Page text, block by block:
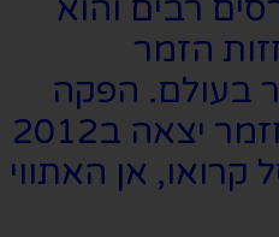
רבים והוא
הזמר
בעולם. הפקה
קולנועית של המחזמר יצאה ב2012
אן האתווי